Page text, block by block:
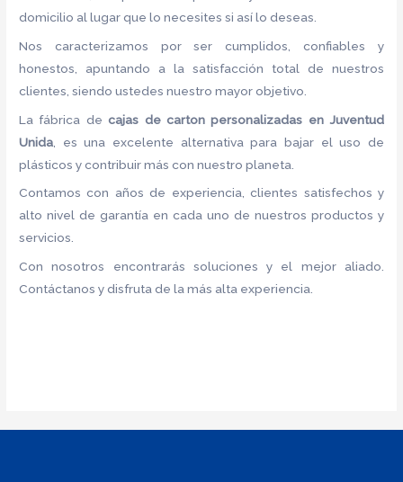
domicilio al lugar que lo necesites si así lo deseas.
Nos caracterizamos por ser cumplidos, confiables y
honestos, apuntando a la satisfacción total de nuestros
clientes, siendo ustedes nuestro mayor objetivo.
La fábrica decajas de carton personalizadas en Juventud
Unida , es una excelente alternativa para bajar el uso de
plásticos y contribuir más con nuestro planeta.
Contamos con años de experiencia, clientes satisfechos y
alto nivel de garantía en cada uno de nuestros productos y
servicios.
Con nosotros encontrarás soluciones y el mejor aliado.
Contáctanos y disfruta de la más alta experiencia.